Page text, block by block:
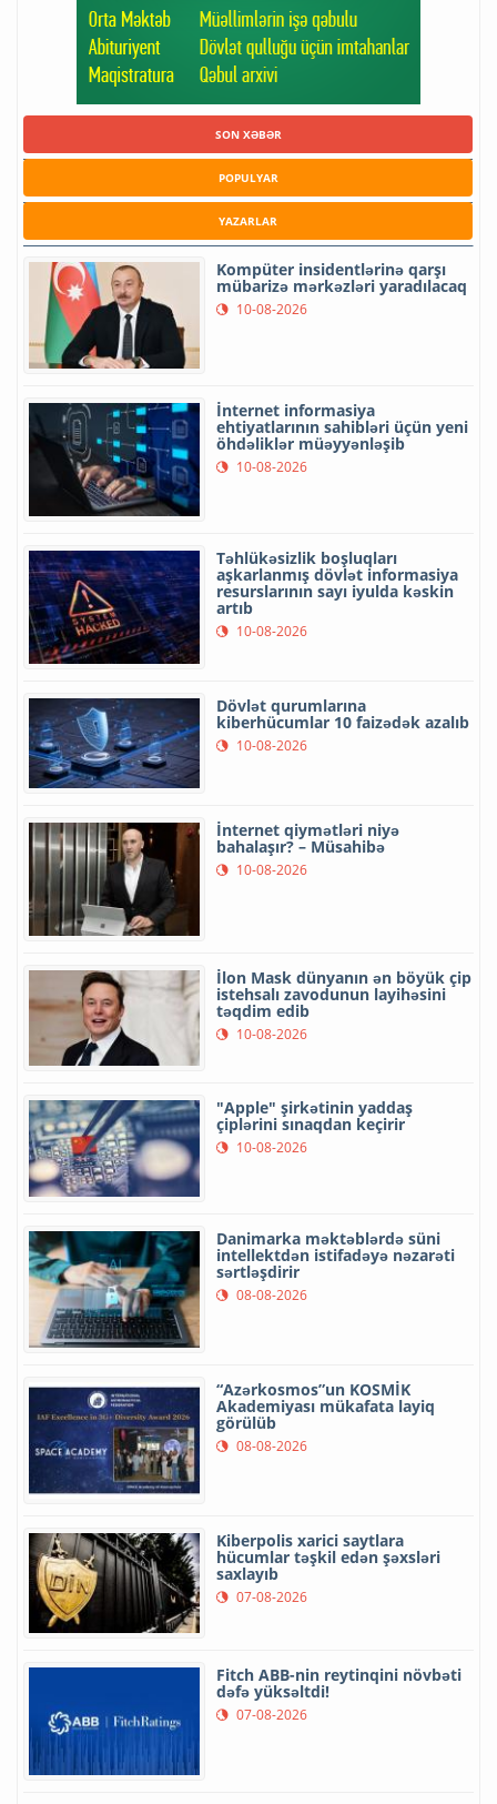
SON XƏBƏR
POPULYAR
YAZARLAR
Kompüter insidentlərinə qarşı
mübarizə mərkəzləri yaradılacaq
10-08-2026
İnternet informasiya
ehtiyatlarının sahibləri üçün yeni
öhdəliklər müəyyənləşib
10-08-2026
Təhlükəsizlik boşluqları
aşkarlanmış dövlət informasiya
resurslarının sayı iyulda kəskin
artıb
10-08-2026
Dövlət qurumlarına
kiberhücumlar 10 faizədək azalıb
10-08-2026
İnternet qiymətləri niyə
bahalaşır? – Müsahibə
10-08-2026
İlon Mask dünyanın ən böyük çip
istehsalı zavodunun layihəsini
təqdim edib
10-08-2026
"Apple" şirkətinin yaddaş
çiplərini sınaqdan keçirir
10-08-2026
Danimarka məktəblərdə süni
intellektdən istifadəyə nəzarəti
sərtləşdirir
08-08-2026
“Azərkosmos”un KOSMİK
Akademiyası mükafata layiq
görülüb
08-08-2026
Kiberpolis xarici saytlara
hücumlar təşkil edən şəxsləri
saxlayıb
07-08-2026
Fitch ABB-nin reytinqini növbəti
dəfə yüksəltdi!
07-08-2026